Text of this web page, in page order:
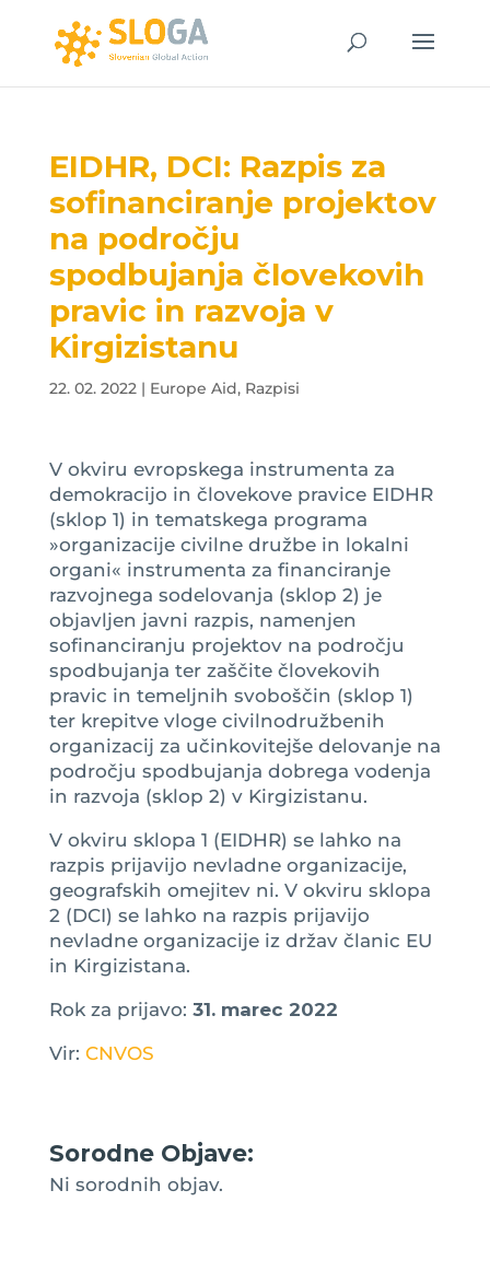
EIDHR, DCI: Razpis za
sofinanciranje projektov
na področju
spodbujanja človekovih
pravic in razvoja v
Kirgizistanu
22. 02. 2022| Europe Aid, Razpisi
V okviru evropskega instrumenta za
demokracijo in človekove pravice EIDHR
(sklop 1) in tematskega programa
»organizacije civilne družbe in lokalni
organi« instrumenta za financiranje
razvojnega sodelovanja (sklop 2) je
objavljen javni razpis, namenjen
sofinanciranju projektov na področju
spodbujanja ter zaščite človekovih
pravic in temeljnih svoboščin (sklop 1)
ter krepitve vloge civilnodružbenih
organizacij za učinkovitejše delovanje na
področju spodbujanja dobrega vodenja
in razvoja (sklop 2) v Kirgizistanu.
V okviru sklopa 1 (EIDHR) se lahko na
razpis prijavijo nevladne organizacije,
geografskih omejitev ni. V okviru sklopa
2 (DCI) se lahko na razpis prijavijo
nevladne organizacije iz držav članic EU
in Kirgizistana.
Rok za prijavo: 31. marec 2022
Vir: CNVOS
Sorodne Objave:
Ni sorodnih objav.